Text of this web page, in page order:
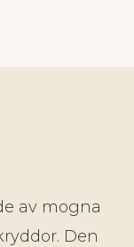
av mogna
Den